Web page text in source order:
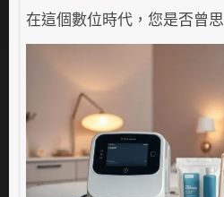
在這個數位時代，您是否曾